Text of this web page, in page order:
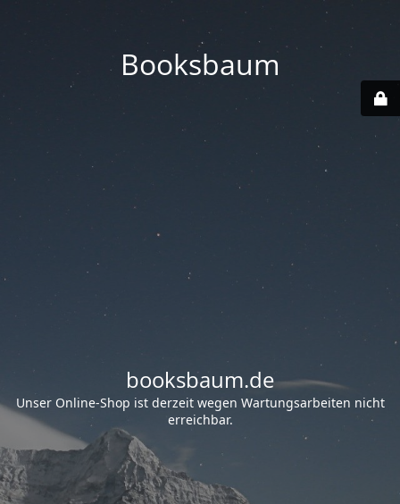
Booksbaum
booksbaum.de
Unser Online-Shop ist derzeit wegen Wartungsarbeiten nicht
erreichbar.